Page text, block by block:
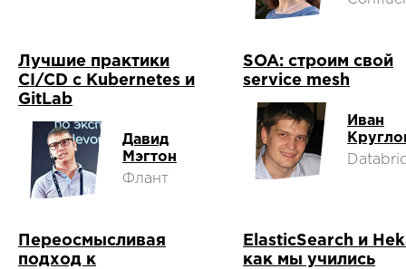
Лучшие практики
CI/CD с Kubernetes и
GitLab
Давид
Мэгтон
Флант
SOA: строим свой
service mesh
Иван
Переосмысливая
подход к
ElasticSearch и
как мы учились